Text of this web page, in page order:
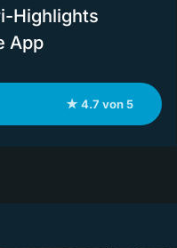
Highlights
App
★ 4.7 von 5